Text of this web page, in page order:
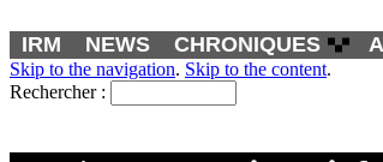
IRM NEWS CHRONIQUES
Skip to the navigation. Skip to the content.
Rechercher :